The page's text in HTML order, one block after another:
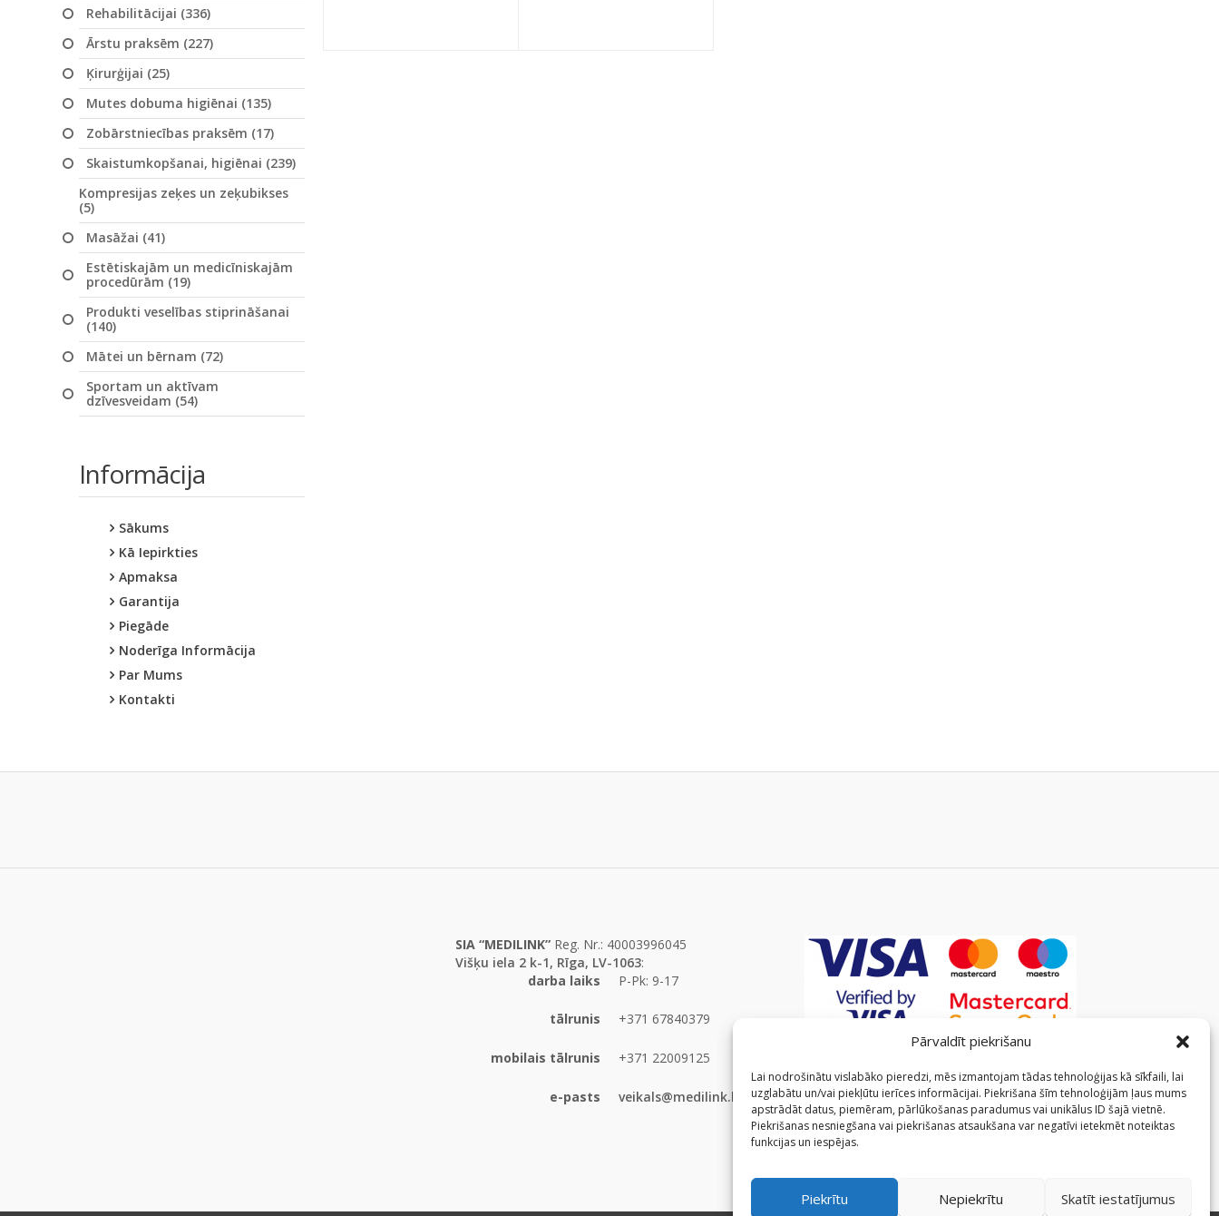
Pārvaldīt piekrišanu
Lai nodrošinātu vislabāko pieredzi, mēs izmantojam tādas tehnoloģijas kā sīkfaili, lai
uzglabātu un/vai piekļūtu ierīces informācijai. Piekrišana šīm tehnoloģijām ļaus mums
apstrādāt datus, piemēram, pārlūkošanas paradumus vai unikālus ID šajā vietnē.
Piekrišanas nesniegšana vai piekrišanas atsaukšana var negatīvi ietekmēt noteiktas
funkcijas un iespējas.
Piekrītu Nepiekrītu Skatīt iestatījumus
Rehabilitācijai (336)
Ārstu praksēm (227)
Ķirurģijai (25)
Mutes dobuma higiēnai (135)
Zobārstniecības praksēm (17)
Skaistumkopšanai, higiēnai (239)
Kompresijas zeķes un zeķubikses
(5)
Masāžai (41)
Estētiskajām un medicīniskajām
procedūrām (19)
Produkti veselības stiprināšanai
(140)
Mātei un bērnam (72)
Sportam un aktīvam
dzīvesveidam (54)
Informācija
Sākums
Kā Iepirkties
Apmaksa
Garantija
Piegāde
Noderīga Informācija
Par Mums
Kontakti
SIA “MEDILINK” Reg. Nr.: 40003996045
Višķu iela 2 k-1, Rīga, LV-1063:
darba laiks
P-Pk: 9-17
tālrunis +371 67840379
mobilais tālrunis +371 22009125
e-pasts veikals@medilink.lv